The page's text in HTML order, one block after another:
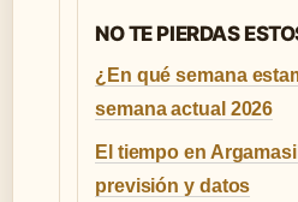
NO TE PIERDAS
¿En qué semana
semana actual 2026
El tiempo en
previsión y datos